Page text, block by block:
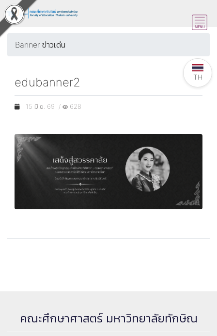
Banner ข่าวเด่น
edubanner2
15 มิ.ย. 69 / 628
คณะศึกษาศาสตร์ มหาวิทยาลัยทักษิณ
TH